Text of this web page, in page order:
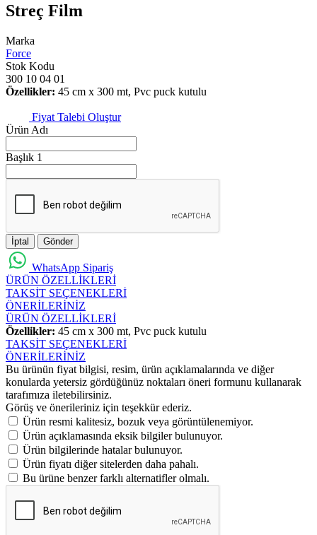
Streç Film
Marka
Force
Stok Kodu
300 10 04 01
Özellikler: 45 cm x 300 mt, Pvc puck kutulu
Fiyat Talebi Oluştur
Ürün Adı
Başlık 1
İptal Gönder
WhatsApp Sipariş
ÜRÜN ÖZELLİKLERİ
TAKSİT SEÇENEKLERİ
ÖNERİLERİNİZ
ÜRÜN ÖZELLİKLERİ
Özellikler: 45 cm x 300 mt, Pvc puck kutulu
TAKSİT SEÇENEKLERİ
ÖNERİLERİNİZ
Bu ürünün fiyat bilgisi, resim, ürün açıklamalarında ve diğer
konularda yetersiz gördüğünüz noktaları öneri formunu kullanarak
tarafımıza iletebilirsiniz.
Görüş ve önerileriniz için teşekkür ederiz.
Ürün resmi kalitesiz, bozuk veya görüntülenemiyor.
Ürün açıklamasında eksik bilgiler bulunuyor.
Ürün bilgilerinde hatalar bulunuyor.
Ürün fiyatı diğer sitelerden daha pahalı.
Bu ürüne benzer farklı alternatifler olmalı.